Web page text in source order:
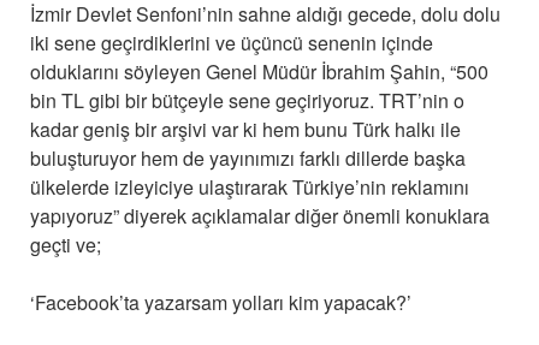
İzmir Devlet Senfoni’nin sahne aldığı gecede, dolu dolu
iki sene geçirdiklerini ve üçüncü senenin içinde
olduklarını söyleyen Genel Müdür İbrahim Şahin, “500
bin TL gibi bir bütçeyle sene geçiriyoruz. TRT’nin o
kadar geniş bir arşivi var ki hem bunu Türk halkı ile
buluşturuyor hem de yayınımızı farklı dillerde başka
ülkelerde izleyiciye ulaştırarak Türkiye’nin reklamını
yapıyoruz” diyerek açıklamalar diğer önemli konuklara
geçti ve;
‘Facebook’ta yazarsam yolları kim yapacak?’